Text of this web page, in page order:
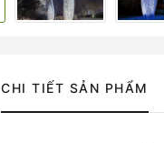
CHI TIẾT SẢN PHẨM